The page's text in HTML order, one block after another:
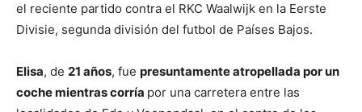
el reciente partido contra el RKC Waalwijk en la Eerste
Divisie, segunda división del futbol de Países Bajos.
Elisa, de 21 años, fue presuntamente atropellada por un
coche mientras corría por una carretera entre las